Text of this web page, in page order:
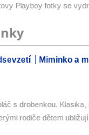
Playboy fotky se
Miminko a
s drobenkou. Klasika,
rodiče dětem ubližují